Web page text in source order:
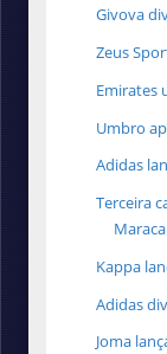
Givova
Zeus
Emirates
Umbro
Adidas
Terceira
Kappa
Adidas
Joma